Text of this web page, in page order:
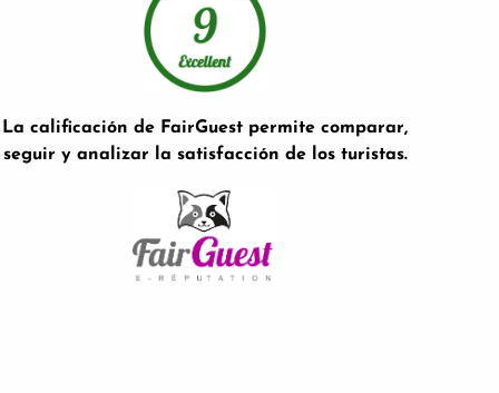
La calificación de FairGuest permite comparar,
seguir y analizar la satisfacción de los turistas.